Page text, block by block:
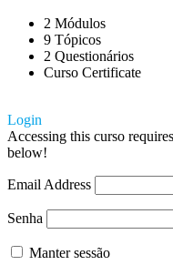
2 Módulos
9 Tópicos
2 Questionários
Curso Certificate
Login
Accessing this curso
below!
Email Address
Senha
Manter sessão